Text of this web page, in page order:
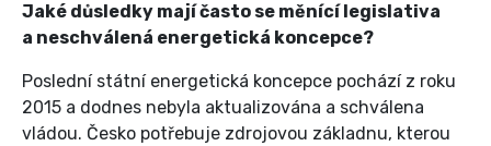
Jaké důsledky mají často se měnící legislativa
a neschválená energetická koncepce?
Poslední státní energetická koncepce pochází z roku
2015 a dodnes nebyla aktualizována a schválena
vládou. Česko potřebuje zdrojovou základnu, kterou